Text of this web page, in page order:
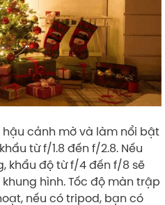
hậu cảnh mờ và làm nổi bật
từ f/1.8 đến f/2.8. Nếu
khẩu độ từ f/4 đến f/8 sẽ
hình. Tốc độ màn trập
nếu có tripod, bạn có